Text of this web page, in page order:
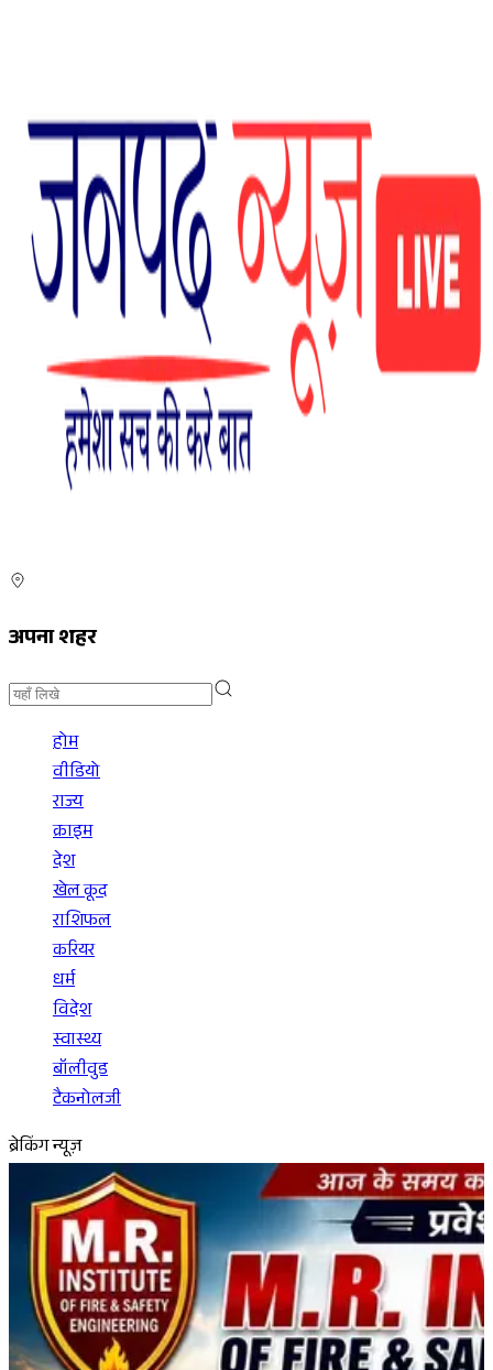
अपना शहर
होम
वीडियो
राज्य
क्राइम
देश
खेल कूद
राशिफल
करियर
धर्म
विदेश
स्वास्थ्य
बॉलीवुड
टैकनोलजी
ब्रेकिंग न्यूज़